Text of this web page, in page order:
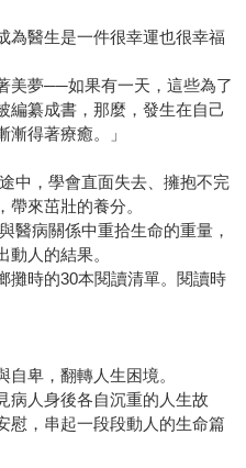
為醫生是一件很幸運也很幸福
美夢──如果有一天，這些為了
編纂成書，那麼，發生在自己
得著療癒。」
中，學會直面失去、擁抱不完
來茁壯的養分。
醫病關係中重拾生命的重量，
人的結果。
攤時的30本閱讀清單。閱讀時
卑，翻轉人生困境。
病人身後各自沉重的人生故
慰，串起一段段動人的生命篇